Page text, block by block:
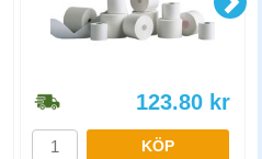
123.80 kr
KÖP